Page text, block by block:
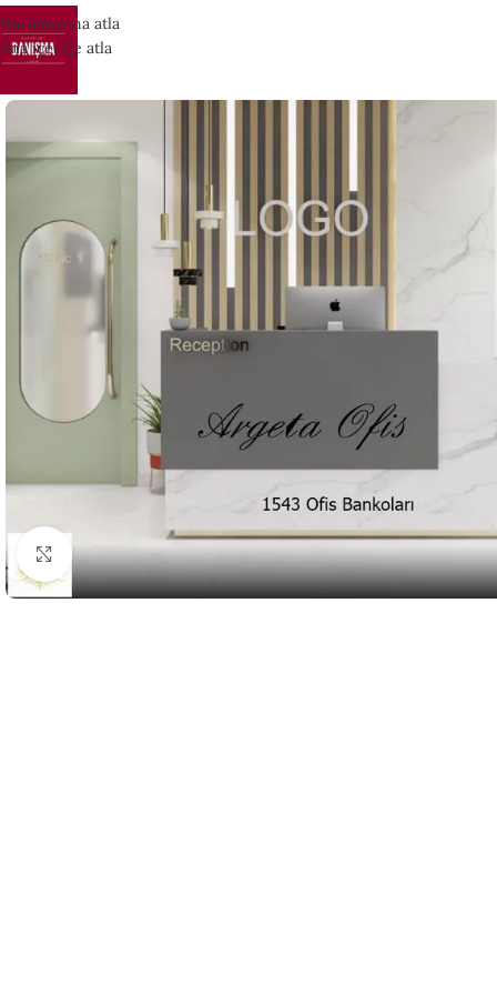
Navigasyona atla
Ana içeriğe atla
Büyütmek için tıklayın